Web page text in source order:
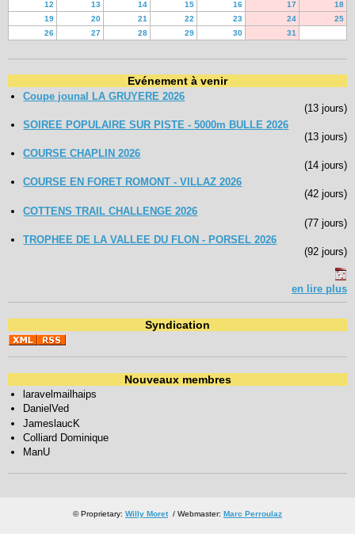
12
13 14 15 16 17
18
19
20 21 22 23 24
25
26
27 28 29 30 31
Evénement à venir
Coupe jounal LA GRUYERE 2026
(13 jours)
SOIREE POPULAIRE SUR PISTE - 5000m BULLE 2026
(13 jours)
COURSE CHAPLIN 2026
(14 jours)
COURSE EN FORET ROMONT - VILLAZ 2026
(42 jours)
COTTENS TRAIL CHALLENGE 2026
(77 jours)
TROPHEE DE LA VALLEE DU FLON - PORSEL 2026
(92 jours)
en lire plus
Syndication
Nouveaux membres
laravelmailhaips
DanielVed
JameslaucK
Colliard Dominique
ManU
© Proprietary: Willy Moret/ Webmaster: Marc Perroulaz